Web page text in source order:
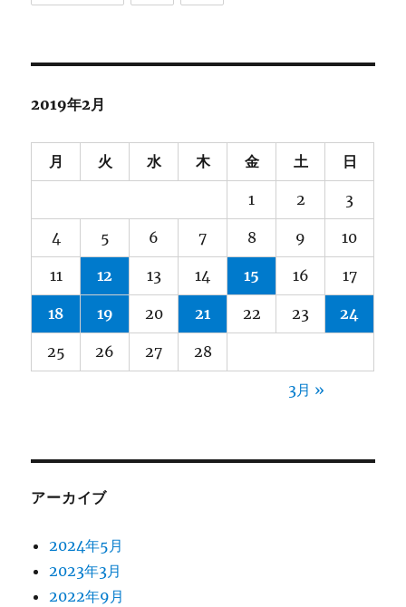
2019年2月
月 火 水 木 金 土 日
1 2 3
4 5 6 7 8 9 10
11 12 13 14 15 16 17
18 19 20 21 22 23 24
25 26 27 28
3月 »
アーカイブ
2024年5月
2023年3月
2022年9月